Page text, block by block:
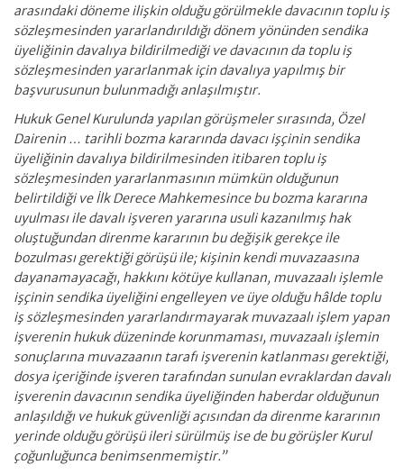
arasındaki döneme ilişkin olduğu görülmekle davacının toplu iş
sözleşmesinden yararlandırıldığı dönem yönünden sendika
üyeliğinin davalıya bildirilmediği ve davacının da toplu iş
sözleşmesinden yararlanmak için davalıya yapılmış bir
başvurusunun bulunmadığı anlaşılmıştır.
Hukuk Genel Kurulunda yapılan görüşmeler sırasında, Özel
Dairenin … tarihli bozma kararında davacı işçinin sendika
üyeliğinin davalıya bildirilmesinden itibaren toplu iş
sözleşmesinden yararlanmasının mümkün olduğunun
belirtildiği ve İlk Derece Mahkemesince bu bozma kararına
uyulması ile davalı işveren yararına usuli kazanılmış hak
oluştuğundan direnme kararının bu değişik gerekçe ile
bozulması gerektiği görüşü ile; kişinin kendi muvazaasına
dayanamayacağı, hakkını kötüye kullanan, muvazaalı işlemle
işçinin sendika üyeliğini engelleyen ve üye olduğu hâlde toplu
iş sözleşmesinden yararlandırmayarak muvazaalı işlem yapan
işverenin hukuk düzeninde korunmaması, muvazaalı işlemin
sonuçlarına muvazaanın tarafı işverenin katlanması gerektiği,
dosya içeriğinde işveren tarafından sunulan evraklardan davalı
işverenin davacının sendika üyeliğinden haberdar olduğunun
anlaşıldığı ve hukuk güvenliği açısından da direnme kararının
yerinde olduğu görüşü ileri sürülmüş ise de bu görüşler Kurul
çoğunluğunca benimsenmemiştir.”